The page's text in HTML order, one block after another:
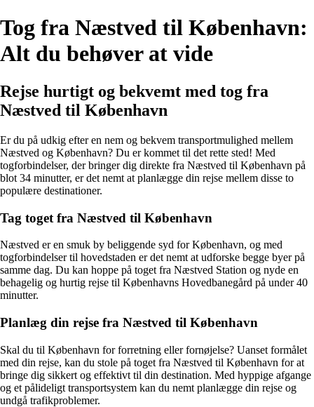
Tog fra Næstved til København:
Alt du behøver at vide
Rejse hurtigt og bekvemt med tog fra
Næstved til København
Er du på udkig efter en nem og bekvem transportmulighed mellem
Næstved og København? Du er kommet til det rette sted! Med
togforbindelser, der bringer dig direkte fra Næstved til København på
blot 34 minutter, er det nemt at planlægge din rejse mellem disse to
populære destinationer.
Tag toget fra Næstved til København
Næstved er en smuk by beliggende syd for København, og med
togforbindelser til hovedstaden er det nemt at udforske begge byer på
samme dag. Du kan hoppe på toget fra Næstved Station og nyde en
behagelig og hurtig rejse til Københavns Hovedbanegård på under 40
minutter.
Planlæg din rejse fra Næstved til København
Skal du til København for forretning eller fornøjelse? Uanset formålet
med din rejse, kan du stole på toget fra Næstved til København for at
bringe dig sikkert og effektivt til din destination. Med hyppige afgange
og et pålideligt transportsystem kan du nemt planlægge din rejse og
undgå trafikproblemer.